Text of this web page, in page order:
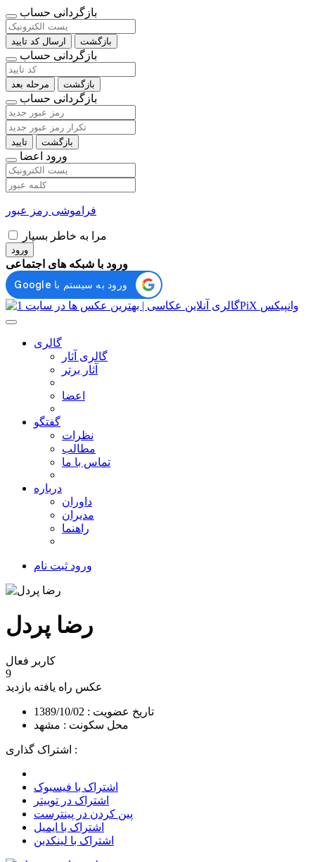
بازگردانی حساب
ارسال کد تایید بازگشت
بازگردانی حساب
مرحله بعد بازگشت
بازگردانی حساب
تایید بازگشت
ورود اعضا
فراموشی رمز عبور
مرا به خاطر بسپار
ورود
ورود با شبکه های اجتماعی
گالری
گالری آثار
آثار برتر
اعضا
گفتگو
نظرات
مطالب
تماس با ما
درباره
داوران
مدیران
راهنما
ورود ثبت نام
رضا پردل
کاربر فعال
9
عکس راه یافته بازدید
تاریخ عضویت : 1389/10/02
محل سکونت : مشهد
اشتراک گذاری :
اشتراک با فیسبوک
اشتراک در توییتر
پین کردن در پینترست
اشتراک با ایمیل
اشتراک با لینکدین